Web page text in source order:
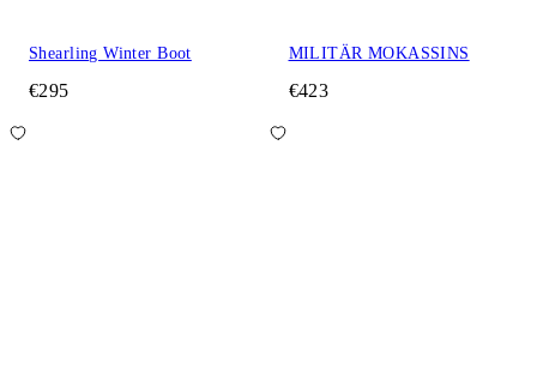
Shearling Winter Boot
€295
MILITÄR MOKASSINS
€423